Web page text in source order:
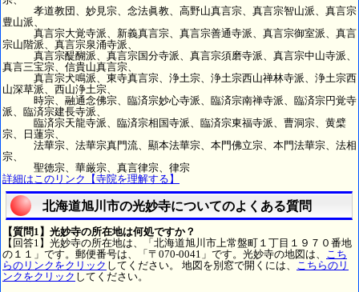
孝道教団、妙見宗、念法眞教、高野山真言宗、真言宗智山派、真言宗
豊山派、
真言宗大覚寺派、新義真言宗、真言宗善通寺派、真言宗御室派、真言
宗山階派、真言宗泉涌寺派、
真言宗醍醐派、真言宗国分寺派、真言宗須磨寺派、真言宗中山寺派、
真言三宝宗、信貴山真言宗、
真言宗犬鳴派、東寺真言宗、浄土宗、浄土宗西山禅林寺派、浄土宗西
山深草派、西山浄土宗、
時宗、融通念佛宗、臨済宗妙心寺派、臨済宗南禅寺派、臨済宗円覚寺
派、臨済宗建長寺派、
臨済宗天龍寺派、臨済宗相国寺派、臨済宗東福寺派、曹洞宗、黄檗
宗、日蓮宗、
法華宗、法華宗真門流、顯本法華宗、本門佛立宗、本門法華宗、法相
宗、
聖徳宗、華厳宗、真言律宗、律宗
詳細はこのリンク【寺院を理解する】
北海道旭川市の光妙寺についてのよくある質問
【質問1】光妙寺の所在地は何処ですか？
【回答1】光妙寺の所在地は、「北海道旭川市上常盤町１丁目１９７０番地
の１１」です。郵便番号は、「〒070-0041」です。光妙寺の地図は、 こち
らのリンクをクリック してください。 地図を別窓で開くには、 こちらのリ
ンクをクリック してください。